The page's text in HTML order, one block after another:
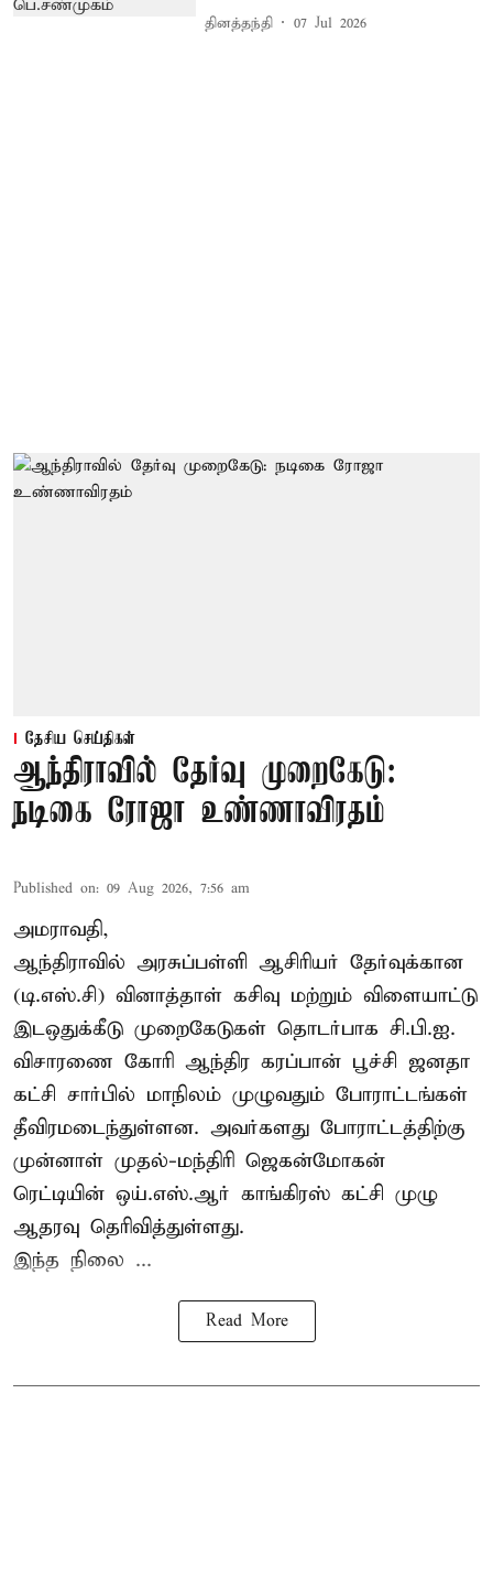
தினத்தந்தி 07 Jul 2026
தேசிய செய்திகள்
ஆந்திராவில் தேர்வு முறைகேடு:
நடிகை ரோஜா உண்ணாவிரதம்
Published on: 09 Aug 2026, 7:56 am
அமராவதி,
ஆந்திராவில் அரசுப்பள்ளி ஆசிரியர் தேர்வுக்கான
(டி.எஸ்.சி) வினாத்தாள் கசிவு மற்றும் விளையாட்டு
இடஒதுக்கீடு முறைகேடுகள் தொடர்பாக சி.பி.ஐ.
விசாரணை கோரி ஆந்திர கரப்பான் பூச்சி ஜனதா
கட்சி சார்பில் மாநிலம் முழுவதும் போராட்டங்கள்
தீவிரமடைந்துள்ளன. அவர்களது போராட்டத்திற்கு
முன்னாள் முதல்-மந்திரி ஜெகன்மோகன்
ரெட்டியின் ஒய்.எஸ்.ஆர் காங்கிரஸ் கட்சி முழு
ஆதரவு தெரிவித்துள்ளது.
இந்த நிலை ...
Read More